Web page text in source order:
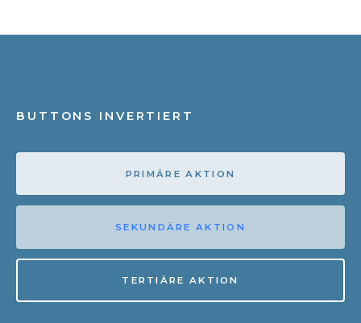
BUTTONS INVERTIERT
PRIMÄRE AKTION
SEKUNDÄRE AKTION
TERTIÄRE AKTION